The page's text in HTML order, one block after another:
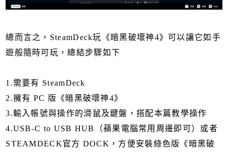
總而言之，SteamDeck玩《暗黑破壞神4》可以讓它如手
遊般隨時可玩，總結步驟如下
1.需要有 SteamDeck
2.擁有 PC 版《暗黑破壞神4》
3.輸入帳號與操作的滑鼠及鍵盤，搭配本篇教學操作
4.USB-C to USB HUB（蘋果電腦常用周邊即可）或者
STEAMDECK官方 DOCK，方便安裝綠色版《暗黑破